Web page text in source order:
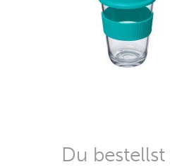
Du bestellst